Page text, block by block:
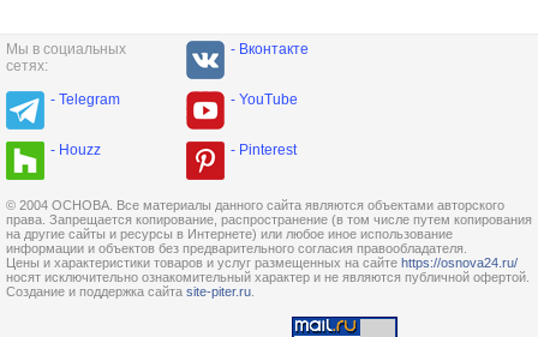
Мы в социальных
сетях:
- Вконтакте
- Telegram - YouTube
- Houzz - Pinterest
© 2004 ОСНОВА. Все материалы данного сайта являются объектами авторского
права. Запрещается копирование, распространение (в том числе путем копирования
на другие сайты и ресурсы в Интернете) или любое иное использование
информации и объектов без предварительного согласия правообладателя.
Цены и характеристики товаров и услуг размещенных на сайте https://osnova24.ru/
носят исключительно ознакомительный характер и не являются публичной офертой.
Создание и поддержка сайта site-piter.ru